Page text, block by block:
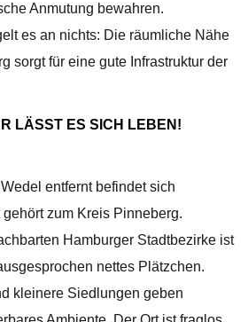
Anmutung bewahren.
es an nichts: Die räumliche Nähe
sorgt für eine gute Infrastruktur der
LÄSST ES SICH LEBEN!
entfernt befindet sich
zum Kreis Pinneberg.
Hamburger Stadtbezirke ist
nettes Plätzchen.
kleinere Siedlungen geben